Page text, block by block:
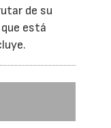
de su
está